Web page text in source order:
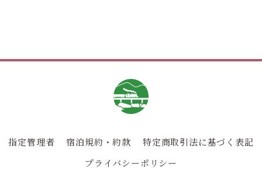
指定管理者 宿泊規約・約款
特定商取引法に基づく表記
プライバシーポリシー